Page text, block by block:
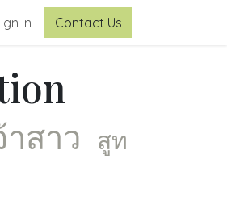
in Contact Us
สาว
สูท